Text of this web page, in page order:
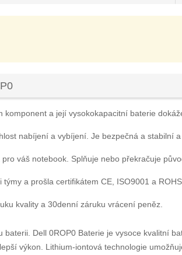
komponent a její vysokokapacitní baterie
nabíjení a vybíjení. Je bezpečná a stabilní
váš notebook. Splňuje nebo překračuje
a prošla certifikátem CE, ISO9001 a
kvality a 30denní záruku vrácení peněz.
baterii. Dell 0ROP0 Baterie je vysoce kvalitní
výkon. Lithium-iontová technologie